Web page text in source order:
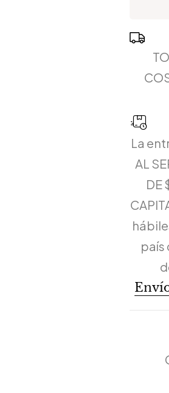
La
AL
DE
país